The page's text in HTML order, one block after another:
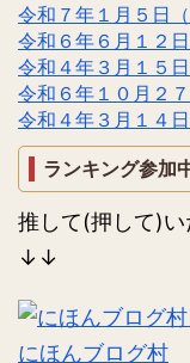
令和７年１月５日
令和６年６月１２
令和４年３月１５
令和６年１０月２
令和４年３月１４
ランキング参加
推して(押して)い
↓↓
にほんブログ村